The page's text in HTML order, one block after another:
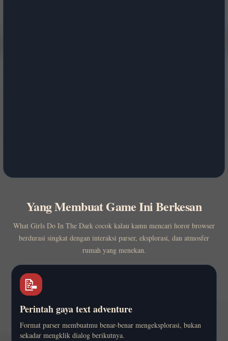
Yang Membuat Game Ini Berkesan
What Girls Do In The Dark cocok kalau kamu mencari horor browser
berdurasi singkat dengan interaksi parser, eksplorasi, dan atmosfer
rumah yang menekan.
📝
Perintah gaya text adventure
Format parser membuatmu benar-benar mengeksplorasi, bukan
sekadar mengklik dialog berikutnya.